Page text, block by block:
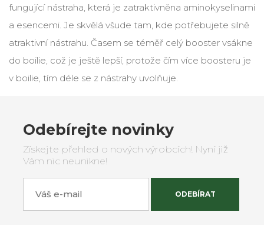
fungující nástraha, která je zatraktivněna aminokyselinami
a esencemi. Je skvělá všude tam, kde potřebujete silně
atraktivní nástrahu. Časem se téměř celý booster vsákne
do boilie, což je ještě lepší, protože čím více boosteru je
v boilie, tím déle se z nástrahy uvolňuje.
Odebírejte novinky
Získejte přehled o nových výrobcích! Nyní již
Vám nic neunikne!
ODEBÍRAT